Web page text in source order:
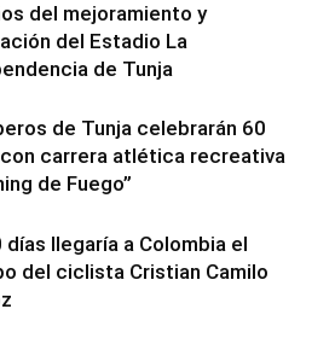
del mejoramiento y
del Estadio La
de Tunja
de Tunja celebrarán 60
carrera atlética recreativa
de Fuego”
días llegaría a Colombia el
del ciclista Cristian Camilo